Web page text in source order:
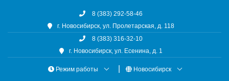
8 (383) 292-58-46
г. Новосибирск, ул. Пролетарская, д. 118
8 (383) 316-32-10
г. Новосибирск, ул. Есенина, д. 1
Режим работы Новосибирск